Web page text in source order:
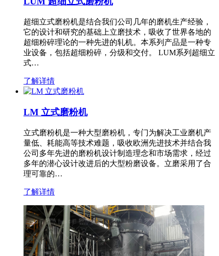
超细立式磨粉机是结合我们公司几年的磨机生产经验，
它的设计和研究的基础上立磨技术，吸收了世界各地的
超细粉碎理论的一种先进的轧机。本系列产品是一种专
业设备，包括超细粉碎，分级和交付。 LUM系列超细立
式…
了解详情
LM 立式磨粉机
立式磨粉机是一种大型磨粉机，专门为解决工业磨机产
量低、耗能高等技术难题，吸收欧洲先进技术并结合我
公司多年先进的磨粉机设计制造理念和市场需求，经过
多年的潜心设计改进后的大型粉磨设备。立磨采用了合
理可靠的…
了解详情